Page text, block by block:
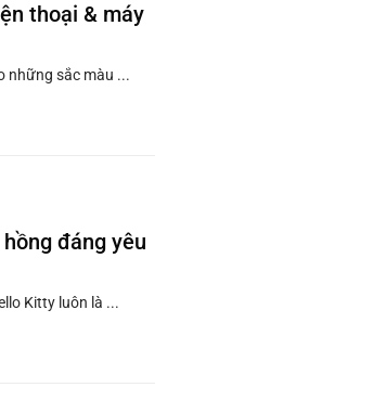
thoại & máy
những sắc màu ...
đáng yêu
Kitty luôn là ...